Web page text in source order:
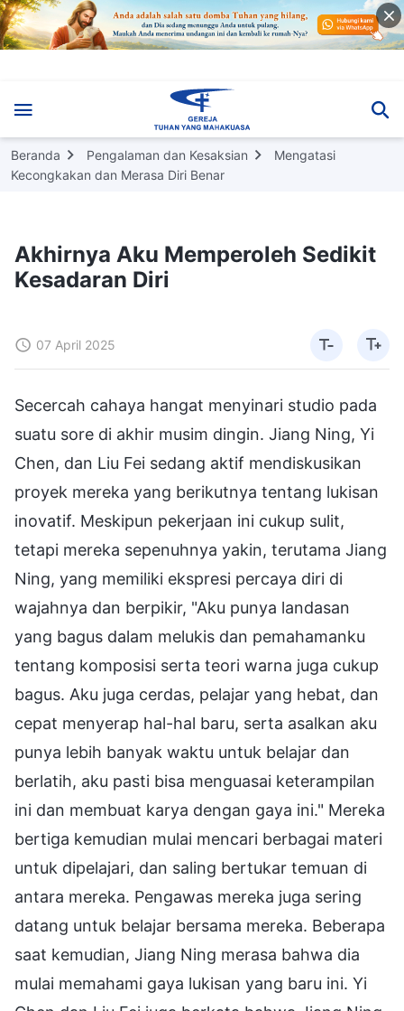
Beranda Pengalaman dan Kesaksian
Mengatasi
Kecongkakan dan Merasa Diri Benar
Akhirnya Aku Memperoleh Sedikit
Kesadaran Diri
07 April 2025
Secercah cahaya hangat menyinari studio pada
suatu sore di akhir musim dingin. Jiang Ning, Yi
Chen, dan Liu Fei sedang aktif mendiskusikan
proyek mereka yang berikutnya tentang lukisan
inovatif. Meskipun pekerjaan ini cukup sulit,
tetapi mereka sepenuhnya yakin, terutama Jiang
Ning, yang memiliki ekspresi percaya diri di
wajahnya dan berpikir, "Aku punya landasan
yang bagus dalam melukis dan pemahamanku
tentang komposisi serta teori warna juga cukup
bagus. Aku juga cerdas, pelajar yang hebat, dan
cepat menyerap hal-hal baru, serta asalkan aku
punya lebih banyak waktu untuk belajar dan
berlatih, aku pasti bisa menguasai keterampilan
ini dan membuat karya dengan gaya ini." Mereka
bertiga kemudian mulai mencari berbagai materi
untuk dipelajari, dan saling bertukar temuan di
antara mereka. Pengawas mereka juga sering
datang untuk belajar bersama mereka. Beberapa
saat kemudian, Jiang Ning merasa bahwa dia
mulai memahami gaya lukisan yang baru ini. Yi